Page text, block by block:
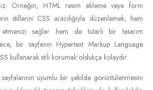
Örneğin, HTML resim ekleme veya form
stillerini CSS aracılığıyla düzenlemek, hem
sağlar hem de tutarlı bir tasarım
bir sayfanın Hypertext Markup Language
kullanarak stili korumak oldukça kolaydır.
uyumlu bir şekilde görüntülenmesini